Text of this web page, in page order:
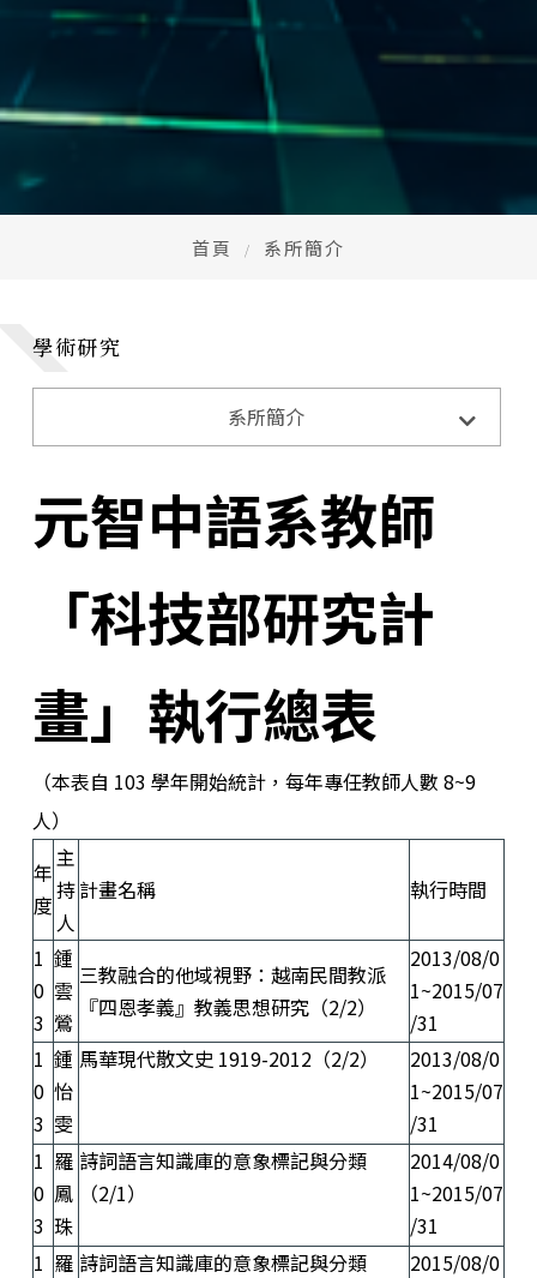
首頁 系所簡介
學術研究
系所簡介
相關法規與表單 學術研究
系所環境 教育目標與核心能力
元智中語系教師
「科技部研究計
畫」執行總表
（本表自 103 學年開始統計，每年專任教師人數 8~9
人）
年
度
主
持
人
計畫名稱 執行時間
1
0
3
鍾
雲
鶯
三教融合的他域視野：越南民間教派
『四恩孝義』教義思想研究（2/2）
2013/08/0
1~2015/07
/31
1
0
3
鍾
怡
雯
馬華現代散文史 1919-2012（2/2）
2013/08/0
1~2015/07
/31
1
0
3
羅
鳳
珠
詩詞語言知識庫的意象標記與分類
（2/1）
2014/08/0
1~2015/07
/31
1 羅 詩詞語言知識庫的意象標記與分類 2015/08/0